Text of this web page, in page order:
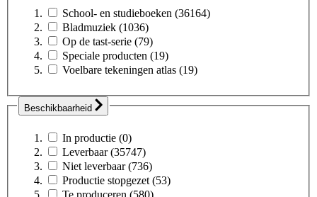
School- en studieboeken (36164)
Bladmuziek (1036)
Op de tast-serie (79)
Speciale producten (19)
Voelbare tekeningen atlas (19)
Beschikbaarheid
In productie (0)
Leverbaar (35747)
Niet leverbaar (736)
Productie stopgezet (53)